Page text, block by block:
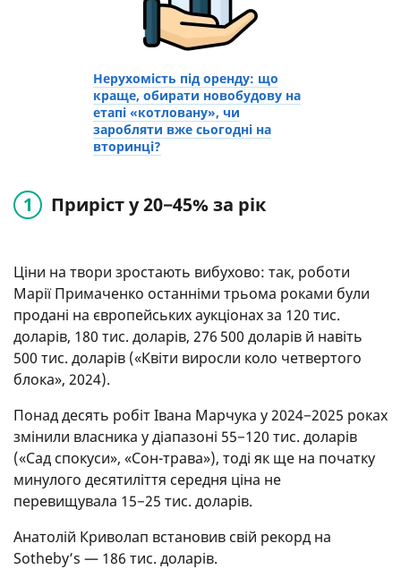
Нерухомість під оренду: що
краще, обирати новобудову на
етапі «котловану», чи
заробляти вже сьогодні на
вторинці?
Приріст у 20−45% за рік
Ціни на твори зростають вибухово: так, роботи
Марії Примаченко останніми трьома роками були
продані на європейських аукціонах за 120 тис.
доларів, 180 тис. доларів, 276 500 доларів й навіть
500 тис. доларів («Квіти виросли коло четвертого
блока», 2024).
Понад десять робіт Івана Марчука у 2024−2025 роках
змінили власника у діапазоні 55−120 тис. доларів
(«Сад спокуси», «Сон-трава»), тоді як ще на початку
минулого десятиліття середня ціна не
перевищувала 15−25 тис. доларів.
Анатолій Криволап встановив свій рекорд на
Sotheby’s — 186 тис. доларів.